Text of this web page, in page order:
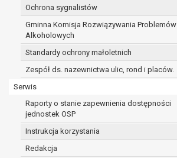
Ochrona sygnalistów
Gminna Komisja Rozwiązywania Problemów
Alkoholowych
Standardy ochrony małoletnich
Zespół ds. nazewnictwa ulic, rond i placów.
Serwis
Raporty o stanie zapewnienia dostępności
jednostek OSP
Instrukcja korzystania
Redakcja